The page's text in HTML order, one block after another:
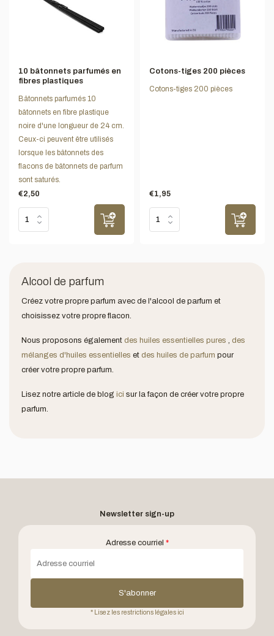
10 bâtonnets parfumés en
fibres plastiques
Bâtonnets parfumés 10
bâtonnets en fibre plastique
noire d'une longueur de 24 cm.
Ceux-ci peuvent être utilisés
lorsque les bâtonnets des
flacons de bâtonnets de parfum
sont saturés.
€2,50
Cotons-tiges 200 pièces
Cotons-tiges 200 pièces
€1,95
Alcool de parfum
Créez votre propre parfum avec de l'alcool de parfum et
choisissez votre propre flacon.
Nous proposons également des huiles essentielles pures , des
mélanges d'huiles essentielles et des huiles de parfum pour
créer votre propre parfum.
Lisez notre article de blog ici sur la façon de créer votre propre
parfum.
Newsletter sign-up
Adresse courriel *
S'abonner
* Lisez les restrictions légales ici